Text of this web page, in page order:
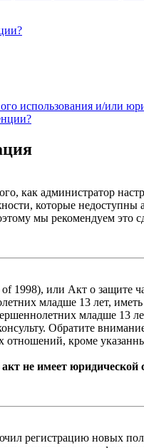
использования и/или
как администратор
которые
мы рекомендуем это
1998), или Акт о
младше 13 лет,
младше 13
Обратите
отношений, кроме
не имеет юридической
регистрацию новых